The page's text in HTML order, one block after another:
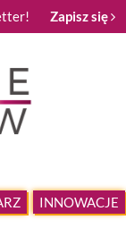
Zapisz się
INNOWACJE